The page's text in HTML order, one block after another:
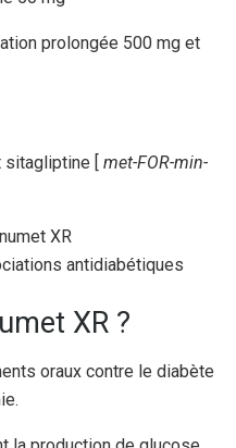
prolongée 500 mg et
sitagliptine [ met-FOR-min-
XR
antidiabétiques
XR ?
oraux contre le diabète